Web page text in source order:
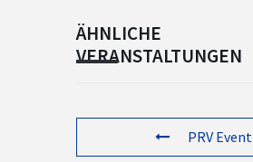
ÄHNLICHE
VERANSTALTUNGEN
PRV Event